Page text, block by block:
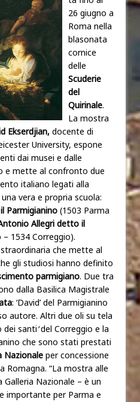
26 giugno a
Roma nella
blasonata
cornice
delle
Scuderie
del
Quirinale.
La mostra
Ekserdjian, docente di
University, espone
dai musei e dalle
e mette al confronto due
italiano legati alla
vera e propria scuola:
Parmigianino (1503 Parma
Allegri detto il
– 1534 Correggio).
che mette al
gli studiosi hanno definito
parmigiano. Due tra
dalla Basilica Magistrale
: ‘David’ del Parmigianino
autore. Altri due oli su tela
dei santidel Correggio e la
che sono stati prestati
Nazionale per concessione
Romagna. “La mostra alle
Nazionale – è un
importante per Parma e